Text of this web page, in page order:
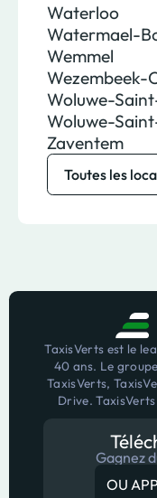
Waterloo
Watermael-
Wemmel
Wezembeek-
Woluwe-
Woluwe-
Zaventem
Toutes les
TaxisVerts est le
40 ans. Le
TaxisVerts,
Drive.
Gagnez
OU